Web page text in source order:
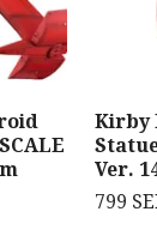
Kirby
Ver.
799